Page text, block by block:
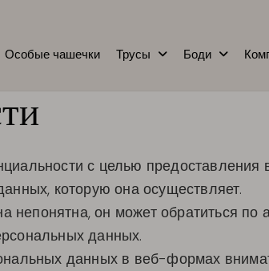
Особые чашечки Трусы Боди
с целью предоставления
которую она осуществляет.
он может обратиться по
данных.
данных в веб-формах